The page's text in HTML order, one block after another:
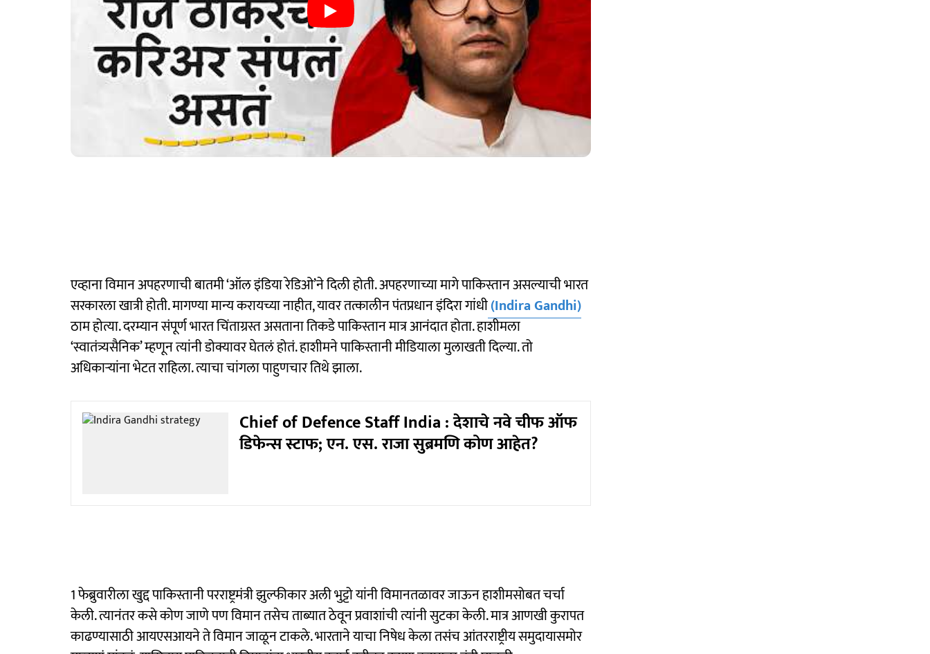
एव्हाना विमान अपहरणाची बातमी ‘ऑल इंडिया रेडिओ’ने दिली होती. अपहरणाच्या मागे पाकिस्तान असल्याची भारत
सरकारला खात्री होती. मागण्या मान्य करायच्या नाहीत, यावर तत्कालीन पंतप्रधान इंदिरा गांधी(Indira Gandhi)
ठाम होत्या. दरम्यान संपूर्ण भारत चिंताग्रस्त असताना तिकडे पाकिस्तान मात्र आनंदात होता. हाशीमला
‘स्वातंत्र्यसैनिक’ म्हणून त्यांनी डोक्यावर घेतलं होतं. हाशीमने पाकिस्तानी मीडियाला मुलाखती दिल्या. तो
अधिकाऱ्यांना भेटत राहिला. त्याचा चांगला पाहुणचार तिथे झाला.
Chief of Defence Staff India : देशाचे नवे चीफ ऑफ
डिफेन्स स्टाफ; एन. एस. राजा सुब्रमणि कोण आहेत?
1 फेब्रुवारीला खुद्द पाकिस्तानी परराष्ट्रमंत्री झुल्फीकार अली भुट्टो यांनी विमानतळावर जाऊन हाशीमसोबत चर्चा
केली. त्यानंतर कसे कोण जाणे पण विमान तसेच ताब्यात ठेवून प्रवाशांची त्यांनी सुटका केली. मात्र आणखी कुरापत
काढण्यासाठी आयएसआयने ते विमान जाळून टाकले. भारताने याचा निषेध केला तसंच आंतरराष्ट्रीय समुदायासमोर